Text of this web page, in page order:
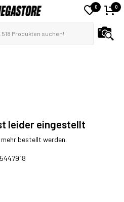
0 0
leider eingestellt
bestellt werden.